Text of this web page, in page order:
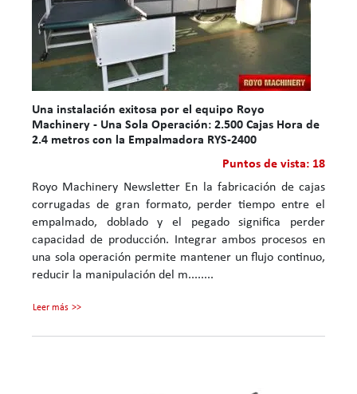
Una instalación exitosa por el equipo Royo
Machinery - Una Sola Operación: 2.500 Cajas Hora de
2.4 metros con la Empalmadora RYS-2400
Puntos de vista: 18
Royo Machinery Newsletter En la fabricación de cajas
corrugadas de gran formato, perder tiempo entre el
empalmado, doblado y el pegado significa perder
capacidad de producción. Integrar ambos procesos en
una sola operación permite mantener un flujo continuo,
reducir la manipulación del m........
Leer más